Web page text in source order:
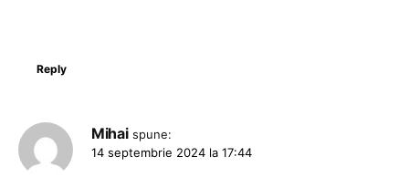
Reply
Mihai spune:
14 septembrie 2024 la 17:44